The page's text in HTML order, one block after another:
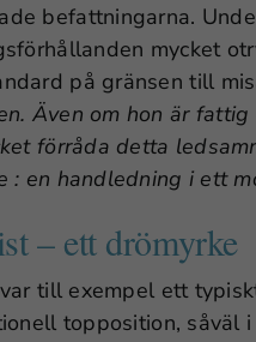
befattningarna.
mycket
på gränsen till
Även om hon är
förråda detta
: en handledning i ett
– ett drömyrke
till exempel ett
topposition, såväl